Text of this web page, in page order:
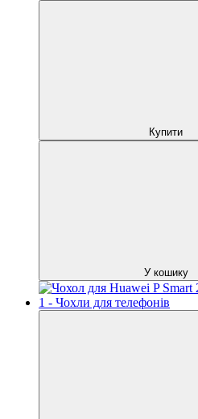
Купити
У кошику